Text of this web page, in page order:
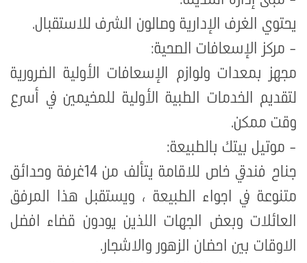
يحتوي الغرف الإدارية وصالون الشرف للاستقبال.
- مركز الإسعافات الصحية:
مجهز بمعدات ولوازم الإسعافات الأولية الضرورية
لتقديم الخدمات الطبية الأولية للمخيمين في أسرع
وقت ممكن.
- موتيل بيتك بالطبيعة:
جناح فندقي خاص للاقامة يتألف من 14غرفة وحدائق
متنوعة في اجواء الطبيعة ، ويستقبل هذا المرفق
العائلات وبعض الجهات اللذين يودون قضاء افضل
الاوقات بين احضان الزهور والاشجار.